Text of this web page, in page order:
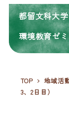
都留文科大学
環境教育ゼミ
TOP 地域活
3、2日目）